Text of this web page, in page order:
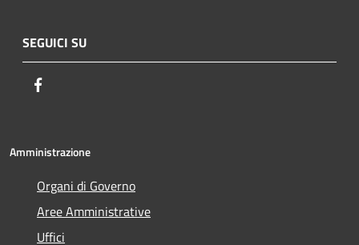
SEGUICI SU
Amministrazione
Organi di Governo
Aree Amministrative
Uffici